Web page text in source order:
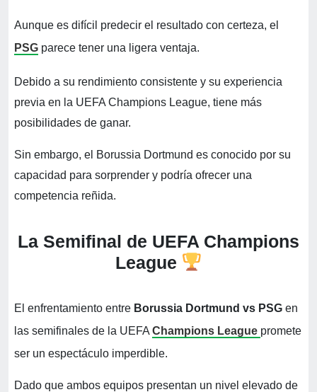
Aunque es difícil predecir el resultado con certeza, el
PSG parece tener una ligera ventaja.
Debido a su rendimiento consistente y su experiencia
previa en la UEFA Champions League, tiene más
posibilidades de ganar.
Sin embargo, el Borussia Dortmund es conocido por su
capacidad para sorprender y podría ofrecer una
competencia reñida.
La Semifinal de UEFA Champions
League
El enfrentamiento entre Borussia Dortmund vs PSG en
las semifinales de la UEFA Champions League promete
ser un espectáculo imperdible.
Dado que ambos equipos presentan un nivel elevado de